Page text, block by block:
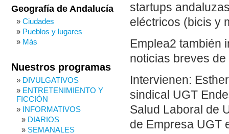
startups
eléctricos (bicis y
Emplea2 también
noticias breves
Intervienen:
sindical UGT
Salud Laboral de
de Empresa UGT
Geografía de Andalucía
Ciudades
Pueblos y lugares
Más
Nuestros programas
DIVULGATIVOS
ENTRETENIMIENTO Y
FICCIÓN
INFORMATIVOS
DIARIOS
SEMANALES